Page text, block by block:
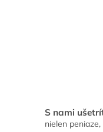
S nami
nielen